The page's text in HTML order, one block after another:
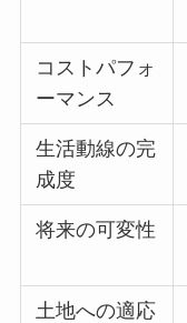
コストパフォ
ーマンス
生活動線の完
成度
将来の可変性
土地への適応